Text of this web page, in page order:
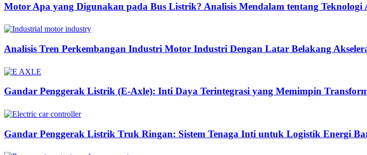
Motor Apa yang Digunakan pada Bus Listrik? Analisis Mendalam tentang
Analisis Tren Perkembangan Industri Motor Industri Dengan Latar Belakang
Gandar Penggerak Listrik (E-Axle): Inti Daya Terintegrasi yang Memimpin
Gandar Penggerak Listrik Truk Ringan: Sistem Tenaga Inti untuk Logistik Energi